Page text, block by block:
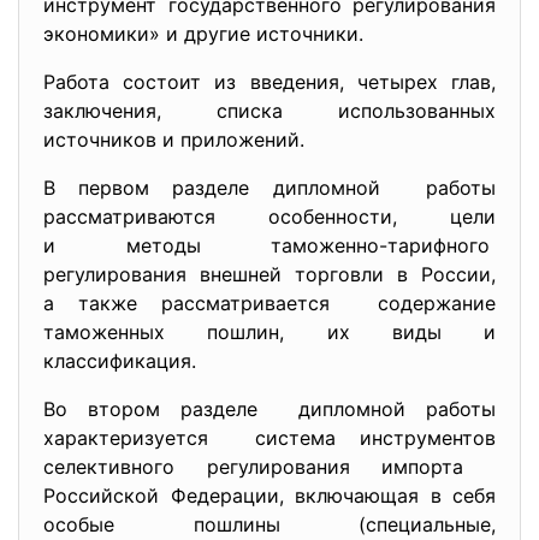
инструмент государственного регулирования
экономики» и другие источники.
Работа состоит из введения, четырех глав,
заключения, списка использованных
источников и приложений.
В первом разделе дипломной работы
рассматриваются особенности, цели
и методы таможенно-тарифного
регулирования внешней торговли в России,
а также рассматривается содержание
таможенных пошлин, их виды и
классификация.
Во втором разделе дипломной работы
характеризуется система инструментов
селективного регулирования импорта
Российской Федерации, включающая в себя
особые пошлины (специальные,